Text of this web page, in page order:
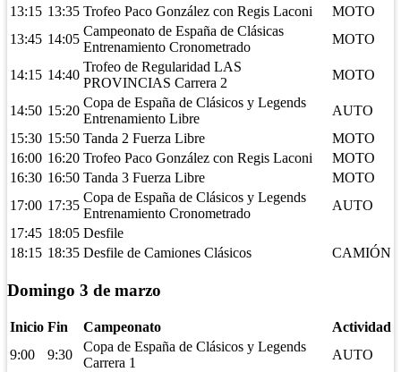
13:15 13:35 Trofeo Paco González con Regis Laconi
MOTO
13:45 14:05
Campeonato de España de Clásicas
Entrenamiento Cronometrado
MOTO
14:15 14:40
Trofeo de Regularidad LAS
PROVINCIAS Carrera 2
MOTO
14:50 15:20
Copa de España de Clásicos y Legends
Entrenamiento Libre
AUTO
15:30 15:50 Tanda 2 Fuerza Libre
MOTO
16:00 16:20 Trofeo Paco González con Regis Laconi
MOTO
16:30 16:50 Tanda 3 Fuerza Libre
MOTO
17:00 17:35
Copa de España de Clásicos y Legends
Entrenamiento Cronometrado
AUTO
17:45 18:05 Desfile
18:15 18:35 Desfile de Camiones Clásicos CAMIÓN
Domingo 3 de marzo
Inicio Fin Campeonato
Actividad
9:00
9:30
Copa de España de Clásicos y Legends
Carrera 1
AUTO